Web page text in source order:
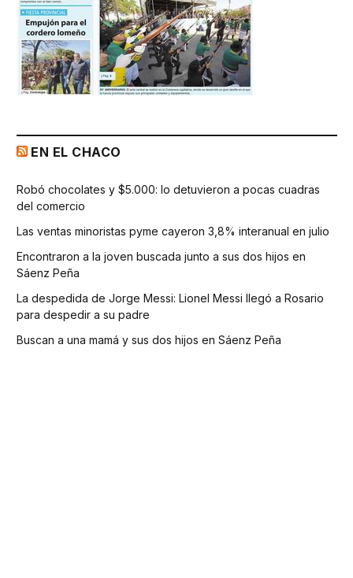
EN EL CHACO
Robó chocolates y $5.000: lo detuvieron a pocas cuadras
del comercio
Las ventas minoristas pyme cayeron 3,8% interanual en julio
Encontraron a la joven buscada junto a sus dos hijos en
Sáenz Peña
La despedida de Jorge Messi: Lionel Messi llegó a Rosario
para despedir a su padre
Buscan a una mamá y sus dos hijos en Sáenz Peña